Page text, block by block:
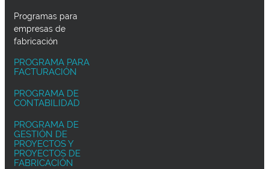
Programas para
empresas de
fabricación
PROGRAMA PARA
FACTURACIÓN
PROGRAMA DE
CONTABILIDAD
PROGRAMA DE
GESTIÓN DE
PROYECTOS Y
PROYECTOS DE
FABRICACIÓN